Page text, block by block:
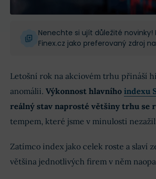
Nenechte si ujít důležité novinky!
Finex.cz jako preferovaný zdroj na
Letošní rok na akciovém trhu přináší
anomálii. Výkonnost hlavního indexu
reálný stav naprosté většiny trhu se
tempem, které jsme v minulosti
Zatímco index jako celek roste a slaví
většina jednotlivých firem v něm